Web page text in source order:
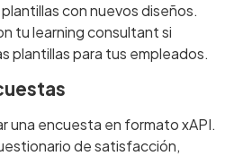
con nuevos diseños.
tu learning consultant si
plantillas para tus empleados.
una encuesta en formato xAPI.
de satisfacción,